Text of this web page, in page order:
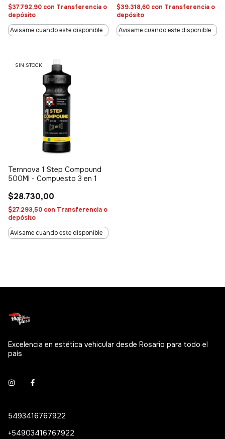
$37.792,90 con Transferencia o
depósito
Avisame cuando este disponible
$39.318,60 con Transferencia o
depósito
Avisame cuando este disponible
SIN STOCK
Ternnova 1 Step Compound
500Ml - Compuesto 3 en 1
$28.730,00
$27.293,50 con Transferencia o
depósito
Avisame cuando este disponible
Excelencia en estética vehicular desde Rosario para todo el
país
5493416767922
+54903416767922